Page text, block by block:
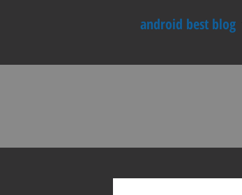
android best blog